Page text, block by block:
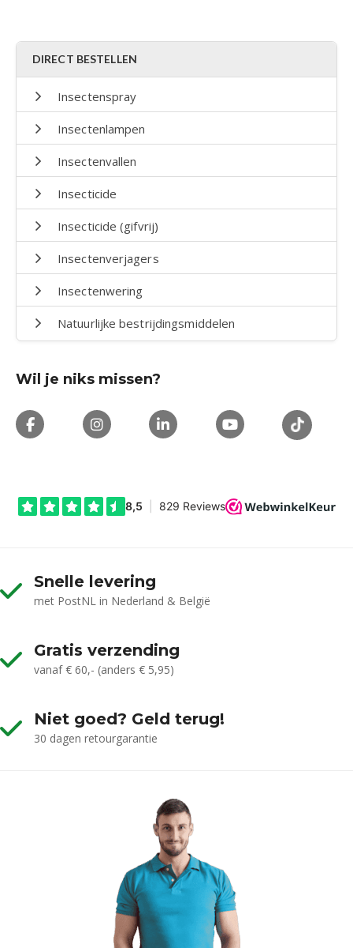
DIRECT BESTELLEN
Insectenspray
Insectenlampen
Insectenvallen
Insecticide
Insecticide (gifvrij)
Insectenverjagers
Insectenwering
Natuurlijke bestrijdingsmiddelen
Wil je niks missen?
Snelle levering
met PostNL in Nederland & België
Gratis verzending
vanaf € 60,- (anders € 5,95)
Niet goed? Geld terug!
30 dagen retourgarantie